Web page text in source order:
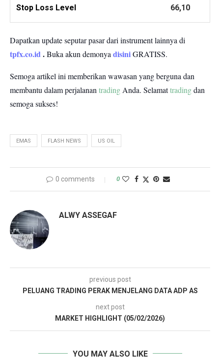
Stop Loss Level 66,10
Dapatkan update seputar pasar dari instrument lainnya di
tpfx.co.id .Buka akun demonya disiniGRATISS.
Semoga artikel ini memberikan wawasan yang berguna dan
membantu dalam perjalanan trading Anda. Selamattradingdan
semoga sukses!
EMAS FLASH NEWS US OIL
0 comments 0
ALWY ASSEGAF
previous post
PELUANG TRADING PERAK MENJELANG DATA ADP AS
next post
MARKET HIGHLIGHT (05/02/2026)
YOU MAY ALSO LIKE